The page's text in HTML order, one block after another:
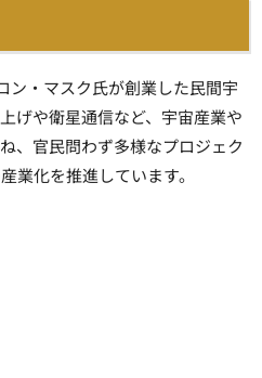
ン・マスク氏が創業した民間宇
げや衛星通信など、宇宙産業や
、官民問わず多様なプロジェク
業化を推進しています。